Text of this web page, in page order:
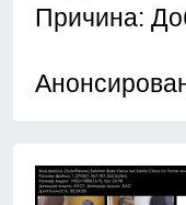
Причина: